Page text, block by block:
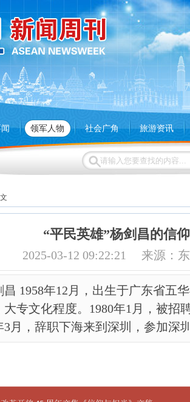
领军人物 社会广角 旅游资讯
“平民英雄”杨剑昌的信
2025-03-12 09:22:21 来源：
昌 1958年12月，出生于广东省五
大专文化程度。1980年1月，被招
3月，辞职下海来到深圳，参加深